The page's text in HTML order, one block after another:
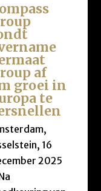
af
groei in
te
16
2025